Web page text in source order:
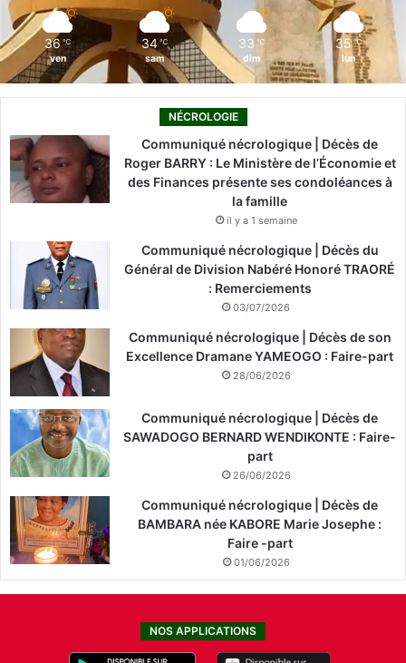
36 ℃
ven
34 ℃
sam
33 ℃
dim
35 ℃
lun
NÉCROLOGIE
Communiqué nécrologique | Décès de
Roger BARRY : Le Ministère de l’Économie et
des Finances présente ses condoléances à
la famille
il y a 1 semaine
Communiqué nécrologique | Décès du
Général de Division Nabéré Honoré TRAORÉ
: Remerciements
03/07/2026
Communiqué nécrologique | Décès de son
Excellence Dramane YAMEOGO : Faire-part
28/06/2026
Communiqué nécrologique | Décès de
SAWADOGO BERNARD WENDIKONTE : Faire-
part
26/06/2026
Communiqué nécrologique | Décès de
BAMBARA née KABORE Marie Josephe :
Faire -part
01/06/2026
NOS APPLICATIONS